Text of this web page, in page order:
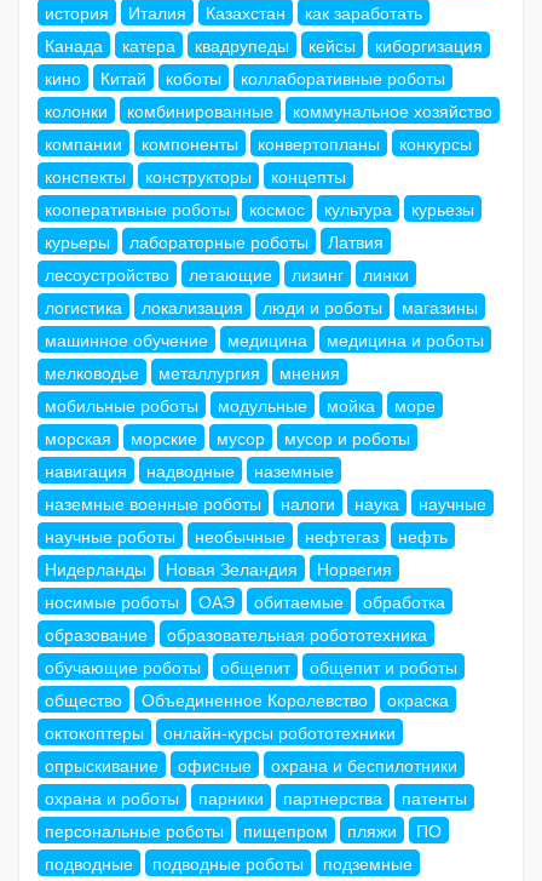
история
Италия Казахстан
как заработать
Канада
катера квадрупеды кейсы
киборгизация
кино
Китай коботы
коллаборативные роботы
колонки
комбинированные
коммунальное хозяйство
компании
компоненты конвертопланы
конкурсы
конспекты
конструкторы
концепты
кооперативные роботы
космос культура
курьезы
курьеры
лабораторные роботы
Латвия
лесоустройство
летающие лизинг
линки
логистика
локализация люди и роботы
магазины
машинное обучение
медицина
медицина и роботы
мелководье
металлургия
мнения
мобильные роботы
модульные мойка
море
морская
морские мусор
мусор и роботы
навигация
надводные
наземные
наземные военные роботы
налоги наука
научные
научные роботы
необычные нефтегаз
нефть
Нидерланды
Новая Зеландия
Норвегия
носимые роботы
ОАЭ обитаемые
обработка
образование
образовательная робототехника
обучающие роботы
общепит
общепит и роботы
общество
Объединенное Королевство
окраска
октокоптеры
онлайн-курсы робототехники
опрыскивание
офисные
охрана и беспилотники
охрана и роботы
парники партнерства
патенты
персональные роботы
пищепром пляжи
ПО
подводные
подводные роботы
подземные